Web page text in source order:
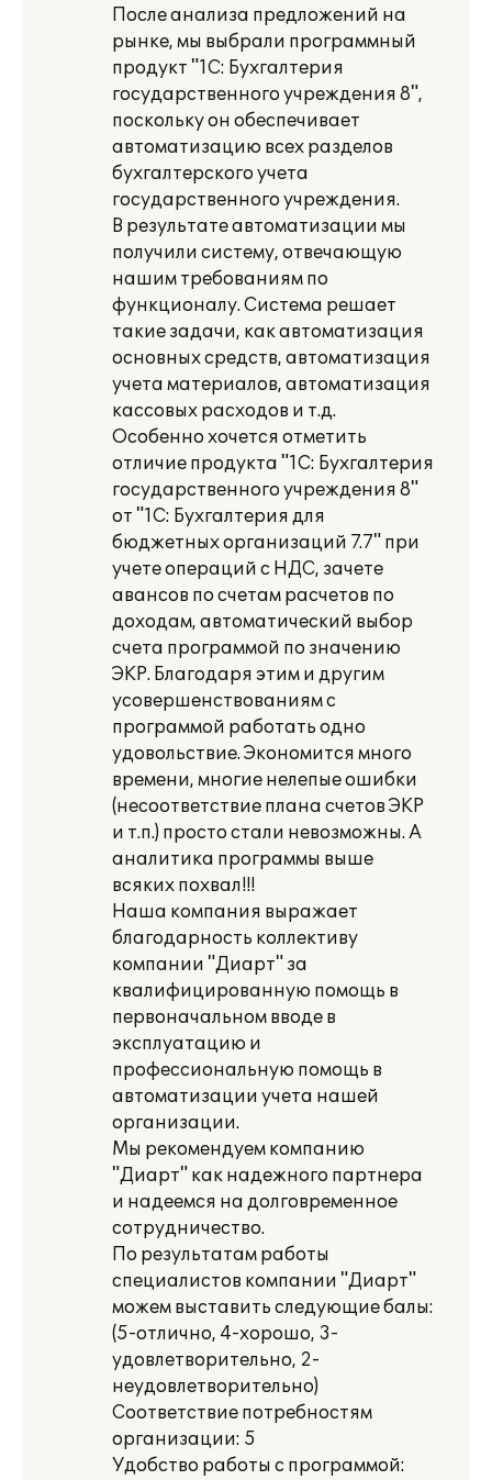
После анализа предложений на
рынке, мы выбрали программный
продукт "1С: Бухгалтерия
государственного учреждения 8",
поскольку он обеспечивает
автоматизацию всех разделов
бухгалтерского учета
государственного учреждения.
В результате автоматизации мы
получили систему, отвечающую
нашим требованиям по
функционалу. Система решает
такие задачи, как автоматизация
основных средств, автоматизация
учета материалов, автоматизация
кассовых расходов и т.д.
Особенно хочется отметить
отличие продукта "1С: Бухгалтерия
государственного учреждения 8"
от "1С: Бухгалтерия для
бюджетных организаций 7.7" при
учете операций с НДС, зачете
авансов по счетам расчетов по
доходам, автоматический выбор
счета программой по значению
ЭКР. Благодаря этим и другим
усовершенствованиям с
программой работать одно
удовольствие. Экономится много
времени, многие нелепые ошибки
(несоответствие плана счетов ЭКР
и т.п.) просто стали невозможны. А
аналитика программы выше
всяких похвал!!!
Наша компания выражает
благодарность коллективу
компании "Диарт" за
квалифицированную помощь в
первоначальном вводе в
эксплуатацию и
профессиональную помощь в
автоматизации учета нашей
организации.
Мы рекомендуем компанию
"Диарт" как надежного партнера
и надеемся на долговременное
сотрудничество.
По результатам работы
специалистов компании "Диарт"
можем выставить следующие балы:
(5-отлично, 4-хорошо, 3-
удовлетворительно, 2-
неудовлетворительно)
Соответствие потребностям
организации: 5
Удобство работы с программой: